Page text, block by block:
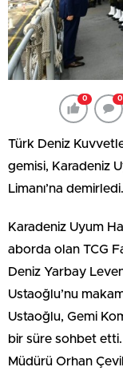
0 0
Türk Deniz
gemisi, Karadeniz
Limanı’na demirledi.
Karadeniz Uyum
aborda olan TCG
Deniz Yarbay
Ustaoğlu’nu
Ustaoğlu, Gemi
bir süre sohbet
Müdürü Orhan